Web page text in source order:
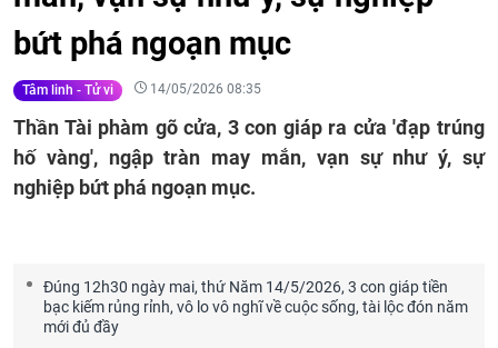
bứt phá ngoạn mục
Tâm linh - Tử vi 14/05/2026 08:35
Thần Tài phàm gõ cửa, 3 con giáp ra cửa 'đạp trúng
hố vàng', ngập tràn may mắn, vạn sự như ý, sự
nghiệp bứt phá ngoạn mục.
Đúng 12h30 ngày mai, thứ Năm 14/5/2026, 3 con giáp tiền
bạc kiếm rủng rỉnh, vô lo vô nghĩ về cuộc sống, tài lộc đón năm
mới đủ đầy